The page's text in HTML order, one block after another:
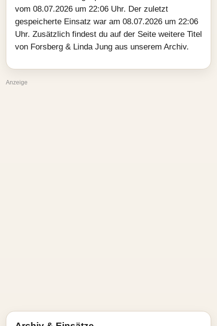
vom 08.07.2026 um 22:06 Uhr. Der zuletzt
gespeicherte Einsatz war am 08.07.2026 um 22:06
Uhr. Zusätzlich findest du auf der Seite weitere Titel
von Forsberg & Linda Jung aus unserem Archiv.
Anzeige